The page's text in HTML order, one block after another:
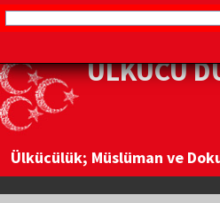
ÜLKÜCÜ
Ülkücülük; Müslüman ve